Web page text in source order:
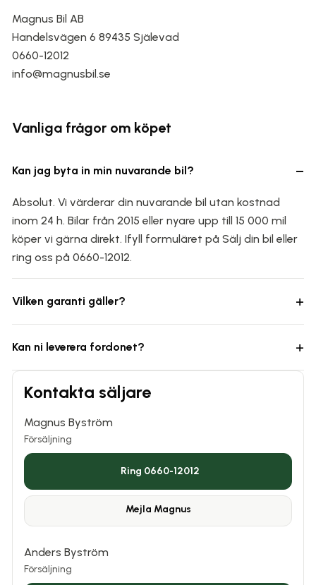
Magnus Bil AB
Handelsvägen 6 89435 Själevad
0660-12012
info@magnusbil.se
Vanliga frågor om köpet
Kan jag byta in min nuvarande bil? −
Absolut. Vi värderar din nuvarande bil utan kostnad
inom 24 h. Bilar från 2015 eller nyare upp till 15 000 mil
köper vi gärna direkt. Ifyll formuläret på Sälj din bil eller
ring oss på 0660-12012.
Vilken garanti gäller? +
Kan ni leverera fordonet? +
Kontakta säljare
Magnus Byström
Försäljning
Ring 0660-12012
Mejla Magnus
Anders Byström
Försäljning